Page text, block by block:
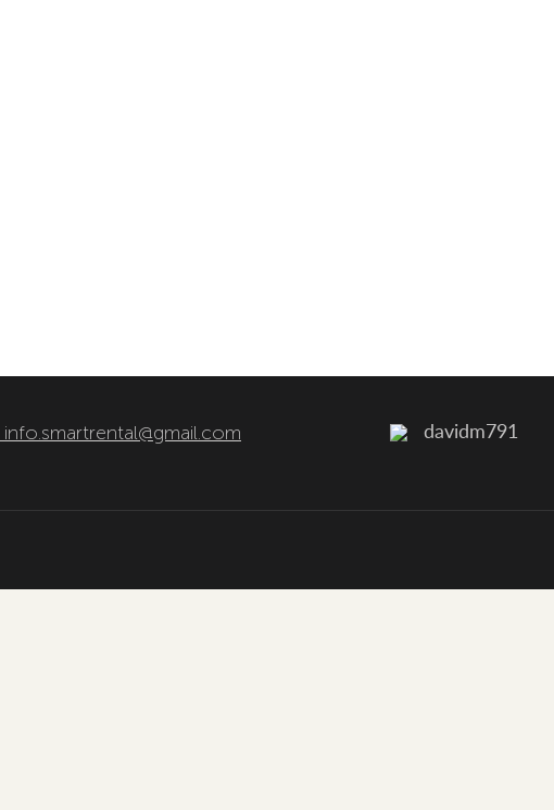
info.smartrental@gmail.com davidm791